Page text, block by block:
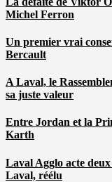
Michel Ferron
Un premier vrai
Bercault
A Laval, le
sa juste valeur
Entre Jordan et la
Karth
Laval Agglo acte
Laval, réélu